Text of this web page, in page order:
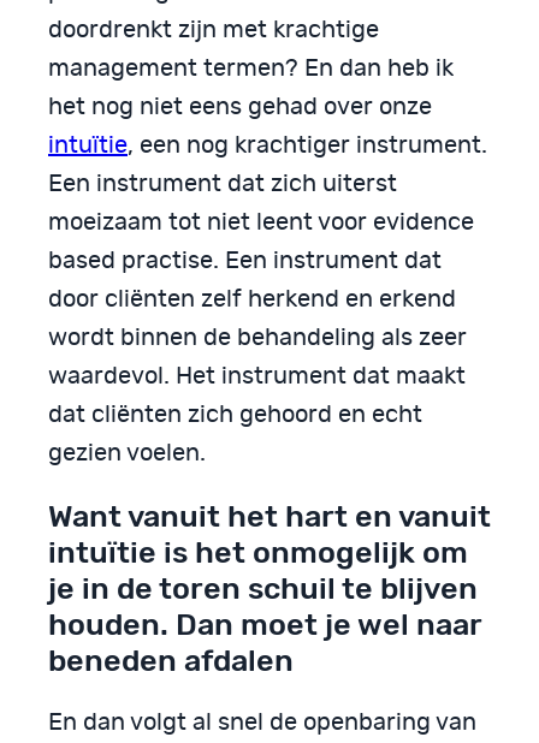
doordrenkt zijn met krachtige
management termen? En dan heb ik
het nog niet eens gehad over onze
intuïtie, een nog krachtiger instrument.
Een instrument dat zich uiterst
moeizaam tot niet leent voor evidence
based practise. Een instrument dat
door cliënten zelf herkend en erkend
wordt binnen de behandeling als zeer
waardevol. Het instrument dat maakt
dat cliënten zich gehoord en echt
gezien voelen.
Want vanuit het hart en vanuit
intuïtie is het onmogelijk om
je in de toren schuil te blijven
houden. Dan moet je wel naar
beneden afdalen
En dan volgt al snel de openbaring van